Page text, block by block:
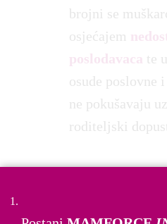
brojni se
osjećajem
poslodavaca te
osude poslovne
ne pokušavaju
roditeljski